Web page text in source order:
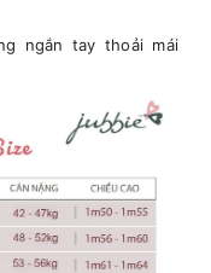
ngắn tay thoải mái